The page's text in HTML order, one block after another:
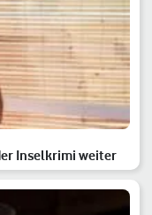
Inselkrimi weiter